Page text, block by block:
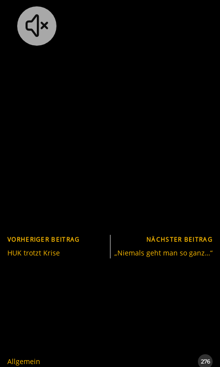
VORHERIGER BEITRAG
HUK trotzt Krise
NÄCHSTER BEITRAG
„Niemals geht man so ganz…“
Allgemein 276